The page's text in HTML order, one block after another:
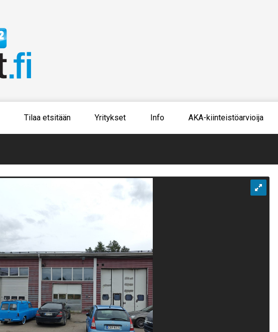
Tilaa etsitään Yritykset Info AKA-kiinteistöarvioija